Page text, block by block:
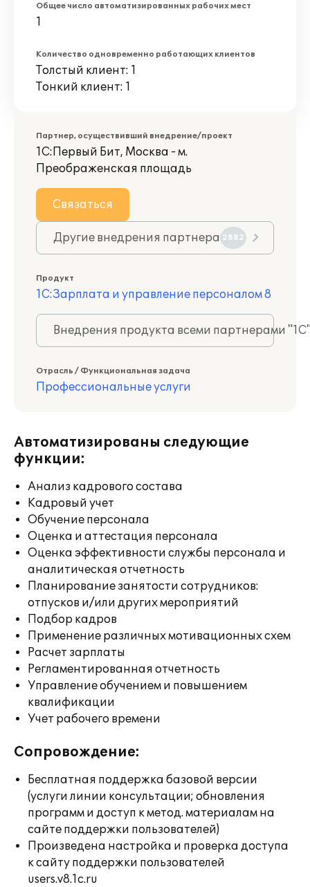
Общее число автоматизированных рабочих мест
1
Количество одновременно работающих клиентов
Толстый клиент: 1
Тонкий клиент: 1
Партнер, осуществивший внедрение/проект
1С:Первый Бит, Москва - м.
Преображенская площадь
Связаться
Другие внедрения партнера 2882
Продукт
1С:Зарплата и управление персоналом 8
Внедрения продукта всеми партнерами
Отрасль / Функциональная задача
Профессиональные услуги
Автоматизированы следующие
функции:
Анализ кадрового состава
Кадровый учет
Обучение персонала
Оценка и аттестация персонала
Оценка эффективности службы персонала и
аналитическая отчетность
Планирование занятости сотрудников:
отпусков и/или других мероприятий
Подбор кадров
Применение различных мотивационных схем
Расчет зарплаты
Регламентированная отчетность
Управление обучением и повышением
квалификации
Учет рабочего времени
Сопровождение:
Бесплатная поддержка базовой версии
(услуги линии консультации; обновления
программ и доступ к метод. материалам на
сайте поддержки пользователей)
Произведена настройка и проверка доступа
к сайту поддержки пользователей
users.v8.1c.ru